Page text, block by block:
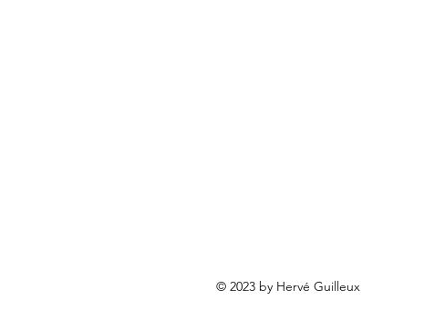
© 2023 by Hervé Guilleux